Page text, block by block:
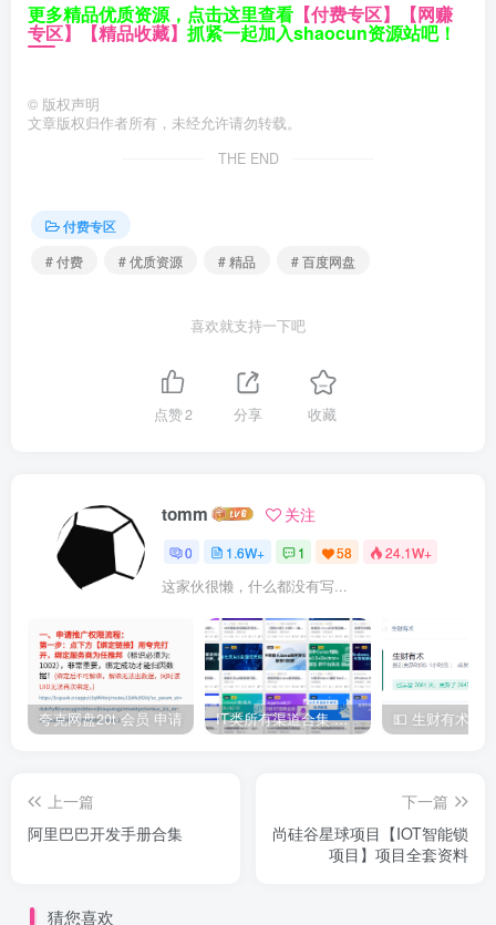
更多精品优质资源，点击这里查看 【付费专区】 【网赚
专区】 【精品收藏】 抓紧一起加入shaocun资源站吧！
© 版权声明
文章版权归作者所有，未经允许请勿转载。
THE END
付费专区
# 付费
# 优质资源 # 精品 # 百度网盘
喜欢就支持一下吧
点赞2 分享 收藏
tomm 关注
0 1.6W+ 1 58 24.1W+
这家伙很懒，什么都没有写...
夸克网盘20t 会员 申请 IT类所有渠道合集 持续日更，目前近四千多条资源 年费用户微信私信获取权限
上一篇
阿里巴巴开发手册合集
下一篇
尚硅谷星球项目【IOT智能锁
项目】项目全套资料
猜您喜欢